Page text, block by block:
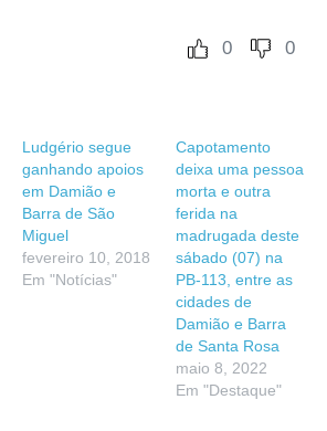
0 0
Ludgério segue
ganhando apoios
em Damião e
Barra de São
Miguel
fevereiro 10, 2018
Em "Notícias"
Capotamento
deixa uma pessoa
morta e outra
ferida na
madrugada deste
sábado (07) na
PB-113, entre as
cidades de
Damião e Barra
de Santa Rosa
maio 8, 2022
Em "Destaque"